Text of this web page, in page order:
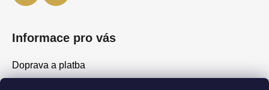
Informace pro vás
Doprava a platba